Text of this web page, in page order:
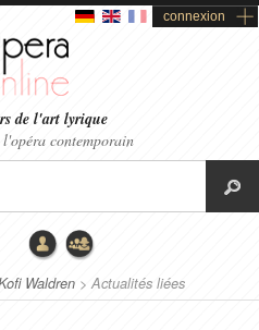
connexion
de l'art lyrique
contemporain
Waldren > Actualités liées